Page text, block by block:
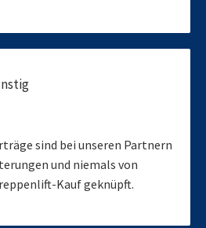
sind bei unseren Partnern
und niemals von
Kauf geknüpft.